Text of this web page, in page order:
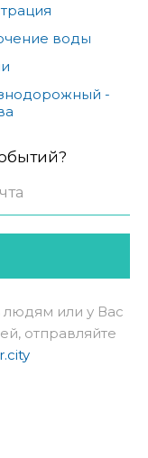
воды
-
людям или у Вас
отправляйте